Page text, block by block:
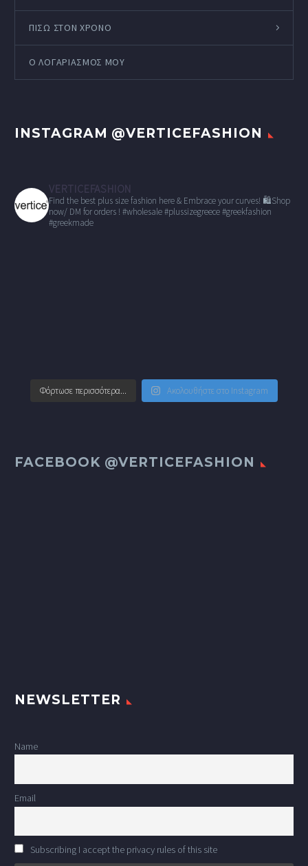
ΠΙΣΩ ΣΤΟΝ ΧΡΟΝΟ
Ο ΛΟΓΑΡΙΑΣΜΌΣ ΜΟΥ
INSTAGRAM @VERTICEFASHION
VERTICEFASHION
Find the best plus size fashion here & Embrace your curves! 🛍Shop
now/ DM for orders ! #wholesale#plussizegreece #greekfashion
#greekmade
Φόρτωσε περισσότερα... Ακολουθήστε στο Instagram
FACEBOOK @VERTICEFASHION
NEWSLETTER
Name
Email
Subscribing I accept the privacy rules of this site